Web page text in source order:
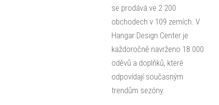
se prodává ve 2 200
obchodech v 109 zemích. V
Hangar Design Center je
každoročně navrženo 18 000
oděvů a doplňků, které
odpovídají současným
trendům sezóny.